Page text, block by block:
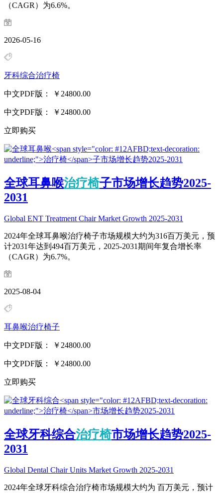
（CAGR）为6.6%。
2026-05-16
牙科综合治疗椅
中文PDF版： ￥24800.00
中文PDF版： ￥24800.00
立即购买
全球耳鼻喉治疗椅子市场增长趋势2025-
2031
Global ENT Treatment Chair Market Growth 2025-2031
2024年全球耳鼻喉治疗椅子市场规模大约为316百万美元，预
计2031年达到494百万美元，2025-2031期间年复合增长率
（CAGR）为6.7%。
2025-08-04
耳鼻喉治疗椅子
中文PDF版： ￥24800.00
中文PDF版： ￥24800.00
立即购买
全球牙科综合治疗椅市场增长趋势2025-
2031
Global Dental Chair Units Market Growth 2025-2031
2024年全球牙科综合治疗椅市场规模大约为 百万美元，预计